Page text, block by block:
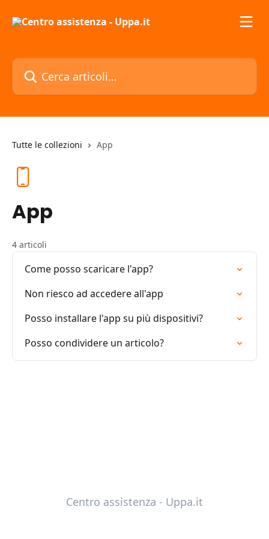
Cerca articoli…
Tutte le collezioni App
App
4 articoli
Come posso scaricare l'app?
Non riesco ad accedere all'app
Posso installare l'app su più dispositivi?
Posso condividere un articolo?
Centro assistenza - Uppa.it